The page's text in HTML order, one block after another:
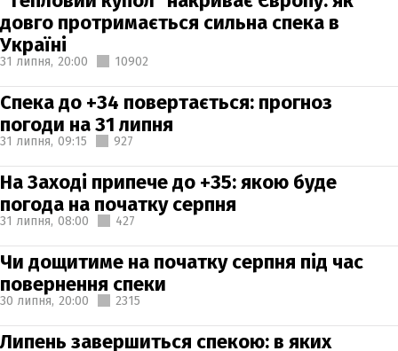
довго протримається сильна спека в
Україні
31 липня, 20:00 10902
Спека до +34 повертається: прогноз
погоди на 31 липня
31 липня, 09:15 927
На Заході припече до +35: якою буде
погода на початку серпня
31 липня, 08:00 427
Чи дощитиме на початку серпня під час
повернення спеки
30 липня, 20:00 2315
Липень завершиться спекою: в яких